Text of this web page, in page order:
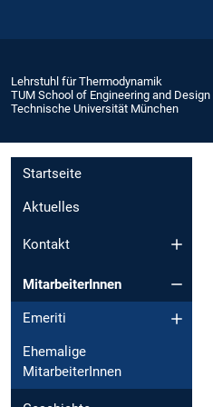
Lehrstuhl für Thermodynamik
TUM School of Engineering and Design
Technische Universität München
Startseite
Aktuelles
Kontakt
MitarbeiterInnen
Emeriti
Ehemalige
MitarbeiterInnen